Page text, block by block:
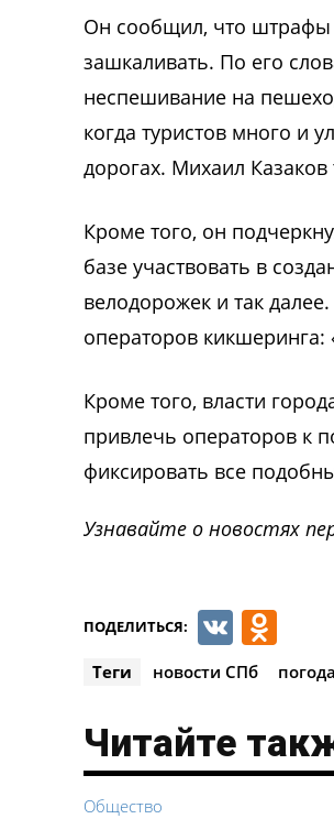
Он сообщил, что штрафы
зашкаливать. По его
неспешивание на
когда туристов много и
дорогах. Михаил
Кроме того, он
базе участвовать в
велодорожек и так
операторов
Кроме того, власти
привлечь операторов к
фиксировать все
Узнавайте о новостях
ПОДЕЛИТЬСЯ: VK
Теги новости СПб погода
Читайте
Общество